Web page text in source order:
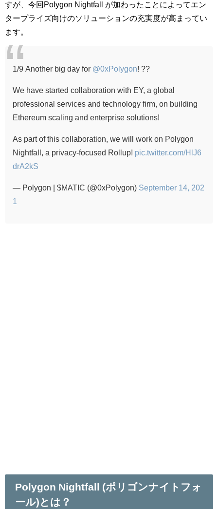
すが、今回Polygon Nightfall が加わったことによってエン
タープライズ向けのソリューションの充実度が高まってい
ます。
1/9 Another big day for @0xPolygon! ??
We have started collaboration with EY, a global
professional services and technology firm, on building
Ethereum scaling and enterprise solutions!
As part of this collaboration, we will work on Polygon
Nightfall, a privacy-focused Rollup! pic.twitter.com/HlJ6
drA2kS
— Polygon | $MATIC (@0xPolygon) September 14, 202
1
Polygon Nightfall (ポリゴンナイトフォ
ール)とは？